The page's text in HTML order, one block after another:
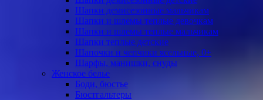
Шапки демисезонные мальчикам
Шапки и шлемы теплые девочкам
Шапки и шлемы теплые мальчикам
Шапки теплые детские
Шапочки и чепчики ясельные, 0+
Шарфы, манишки, снуды
Женское белье
Боди, бюстье
Бюстгальтеры